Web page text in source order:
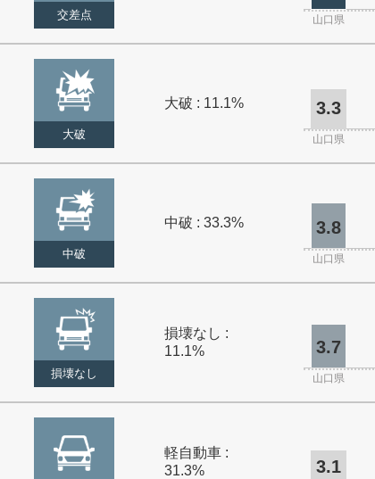
交差点 山口県
大破
大破 : 11.1% 3.3
山口県
中破
中破 : 33.3% 3.8
山口県
損壊なし
損壊なし :
11.1%
3.7
山口県
軽自動車 :
31.3%
3.1